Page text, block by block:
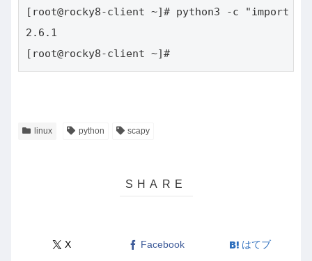
[root@rocky8-client ~]# python3 -c "import
2.6.1
[root@rocky8-client ~]#
linux python scapy
X Facebook はてブ